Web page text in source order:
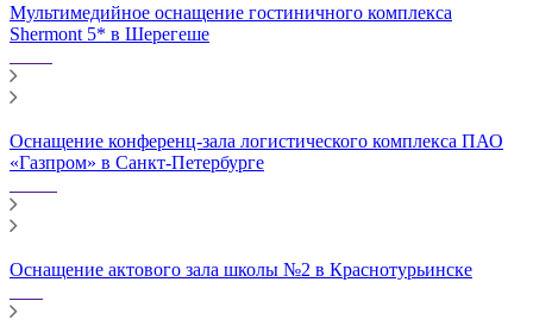
Мультимедийное оснащение гостиничного комплекса
Shermont 5* в Шерегеше
Оснащение конференц-зала логистического комплекса ПАО
«Газпром» в Санкт-Петербурге
Оснащение актового зала школы №2 в Краснотурьинске